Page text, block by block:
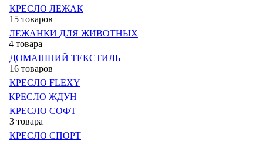
КРЕСЛО ЛЕЖАК
15 товаров
ЛЕЖАНКИ ДЛЯ ЖИВОТНЫХ
4 товара
ДОМАШНИЙ ТЕКСТИЛЬ
16 товаров
КРЕСЛО FLEXY
КРЕСЛО ЖДУН
КРЕСЛО СОФТ
3 товара
КРЕСЛО СПОРТ